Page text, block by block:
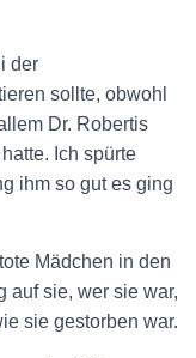
der
sollte, obwohl
Dr. Robertis
Ich spürte
ihm so gut es ging
Mädchen in den
auf sie, wer sie war,
sie gestorben war.